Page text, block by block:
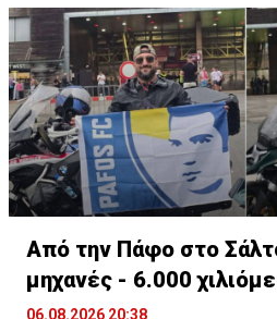
Πηγή: ΚΥΠΕ
Από την Πάφο στο
μηχανές - 6.000
τους
06.08.2026 20:38